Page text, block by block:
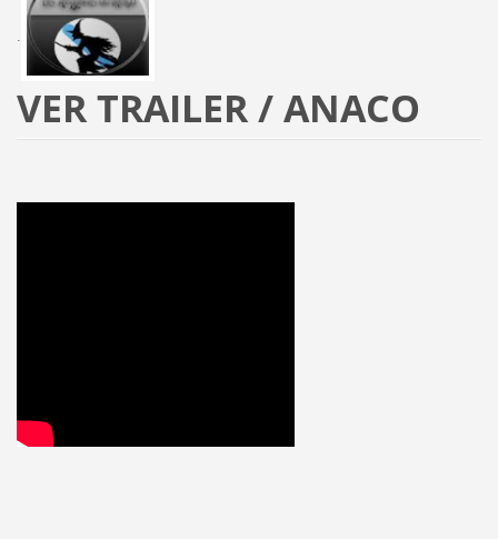
VER TRAILER / ANACO